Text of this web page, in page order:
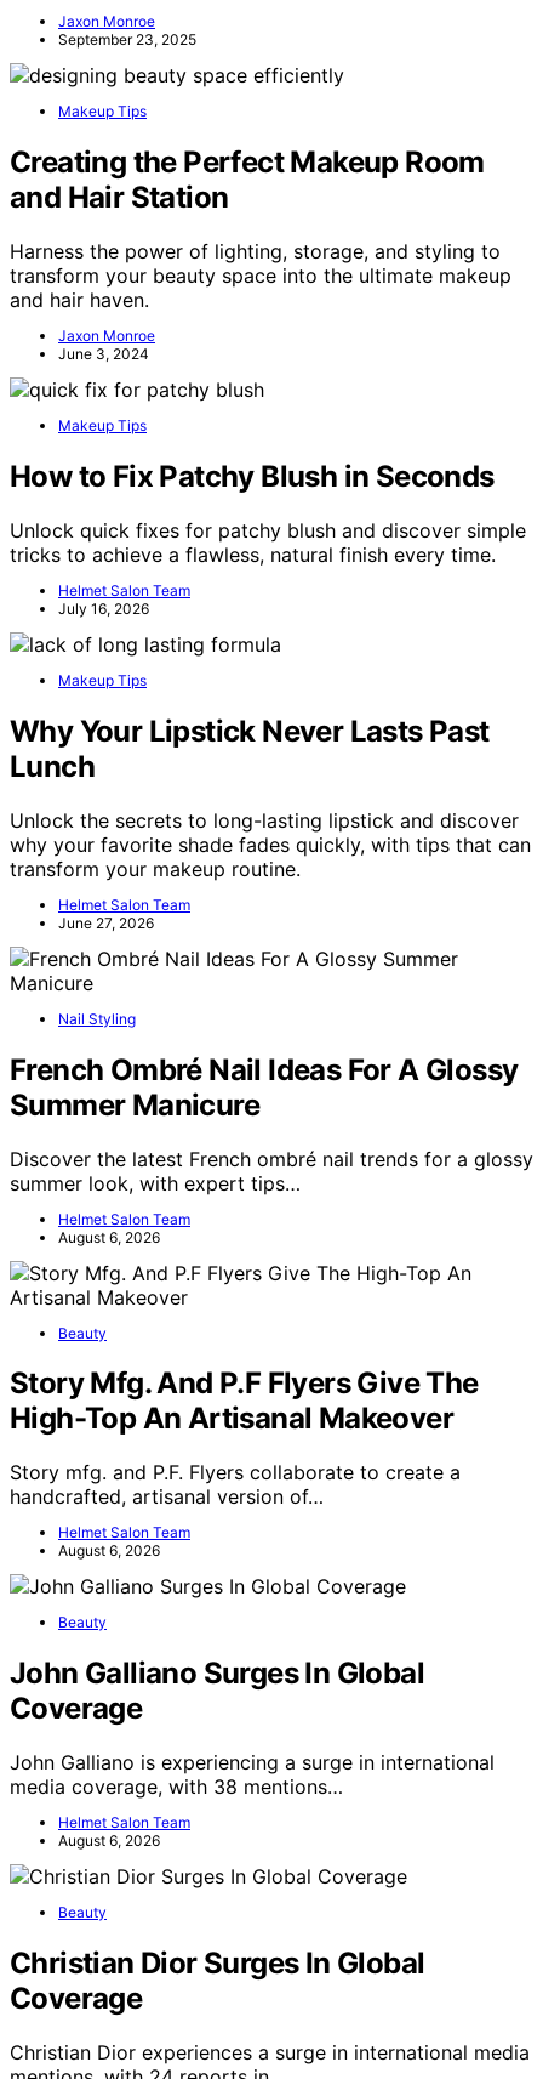
Jaxon Monroe
September 23, 2025
Makeup Tips
Creating the Perfect Makeup Room
and Hair Station
Harness the power of lighting, storage, and styling to
transform your beauty space into the ultimate makeup
and hair haven.
Jaxon Monroe
June 3, 2024
Makeup Tips
How to Fix Patchy Blush in Seconds
Unlock quick fixes for patchy blush and discover simple
tricks to achieve a flawless, natural finish every time.
Helmet Salon Team
July 16, 2026
Makeup Tips
Why Your Lipstick Never Lasts Past
Lunch
Unlock the secrets to long-lasting lipstick and discover
why your favorite shade fades quickly, with tips that can
transform your makeup routine.
Helmet Salon Team
June 27, 2026
Nail Styling
French Ombré Nail Ideas For A Glossy
Summer Manicure
Discover the latest French ombré nail trends for a glossy
summer look, with expert tips…
Helmet Salon Team
August 6, 2026
Beauty
Story Mfg. And P.F Flyers Give The
High-Top An Artisanal Makeover
Story mfg. and P.F. Flyers collaborate to create a
handcrafted, artisanal version of…
Helmet Salon Team
August 6, 2026
Beauty
John Galliano Surges In Global
Coverage
John Galliano is experiencing a surge in international
media coverage, with 38 mentions…
Helmet Salon Team
August 6, 2026
Beauty
Christian Dior Surges In Global
Coverage
Christian Dior experiences a surge in international media